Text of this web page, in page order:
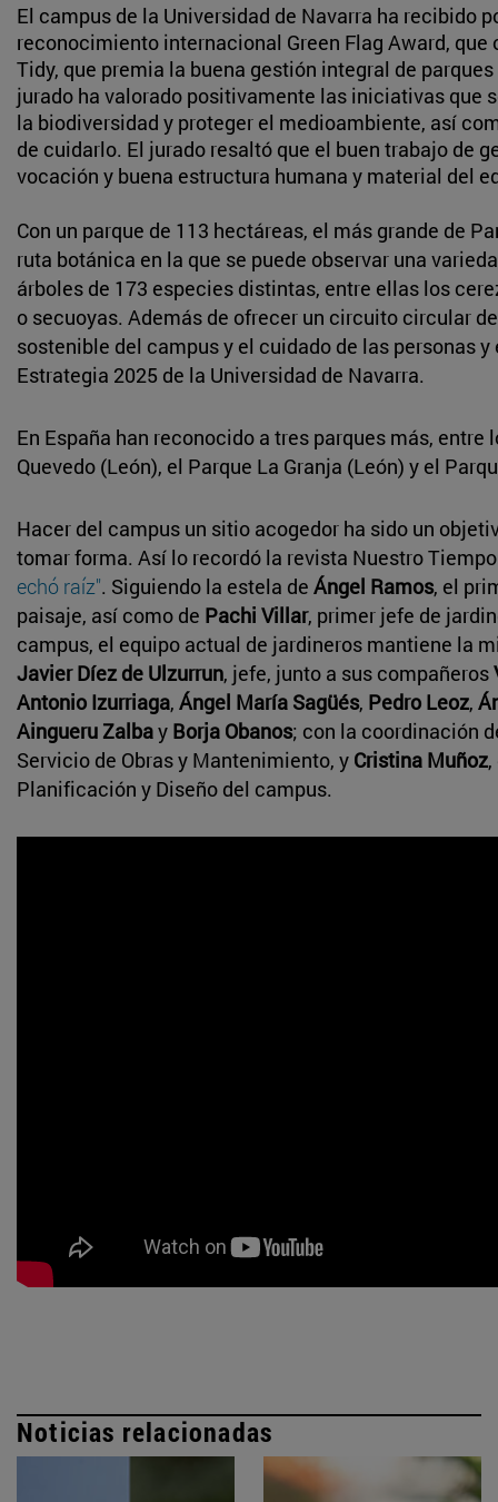
El campus de la Universidad de Navarra ha recibido
reconocimiento internacional Green Flag Award,
Tidy, que premia la buena gestión integral de
jurado ha valorado positivamente las iniciativas que
la biodiversidad y proteger el medioambiente, así
de cuidarlo. El jurado resaltó que el buen trabajo de
vocación y buena estructura humana y material del
Con un parque de 113 hectáreas, el más grande de
ruta botánica en la que se puede observar una
árboles de 173 especies distintas, entre ellas los
o secuoyas. Además de ofrecer un circuito circular
sostenible del campus y el cuidado de las personas
Estrategia 2025 de la Universidad de Navarra.
En España han reconocido a tres parques más,
Quevedo (León), el Parque La Granja (León) y el
Hacer del campus un sitio acogedor ha sido un
tomar forma. Así lo recordó la revista Nuestro
echó raíz". Siguiendo la estela de Ángel Ramos, el
paisaje, así como de Pachi Villar, primer jefe de
campus, el equipo actual de jardineros mantiene la
Javier Díez de Ulzurrun, jefe, junto a sus compañeros
Antonio Izurriaga, Ángel María Sagüés, Pedro Leoz,
Aingueru Zalbay Borja Obanos; con la coordinación
Servicio de Obras y Mantenimiento, y Cristina Muñoz
Planificación y Diseño del campus.
Noticias relacionadas